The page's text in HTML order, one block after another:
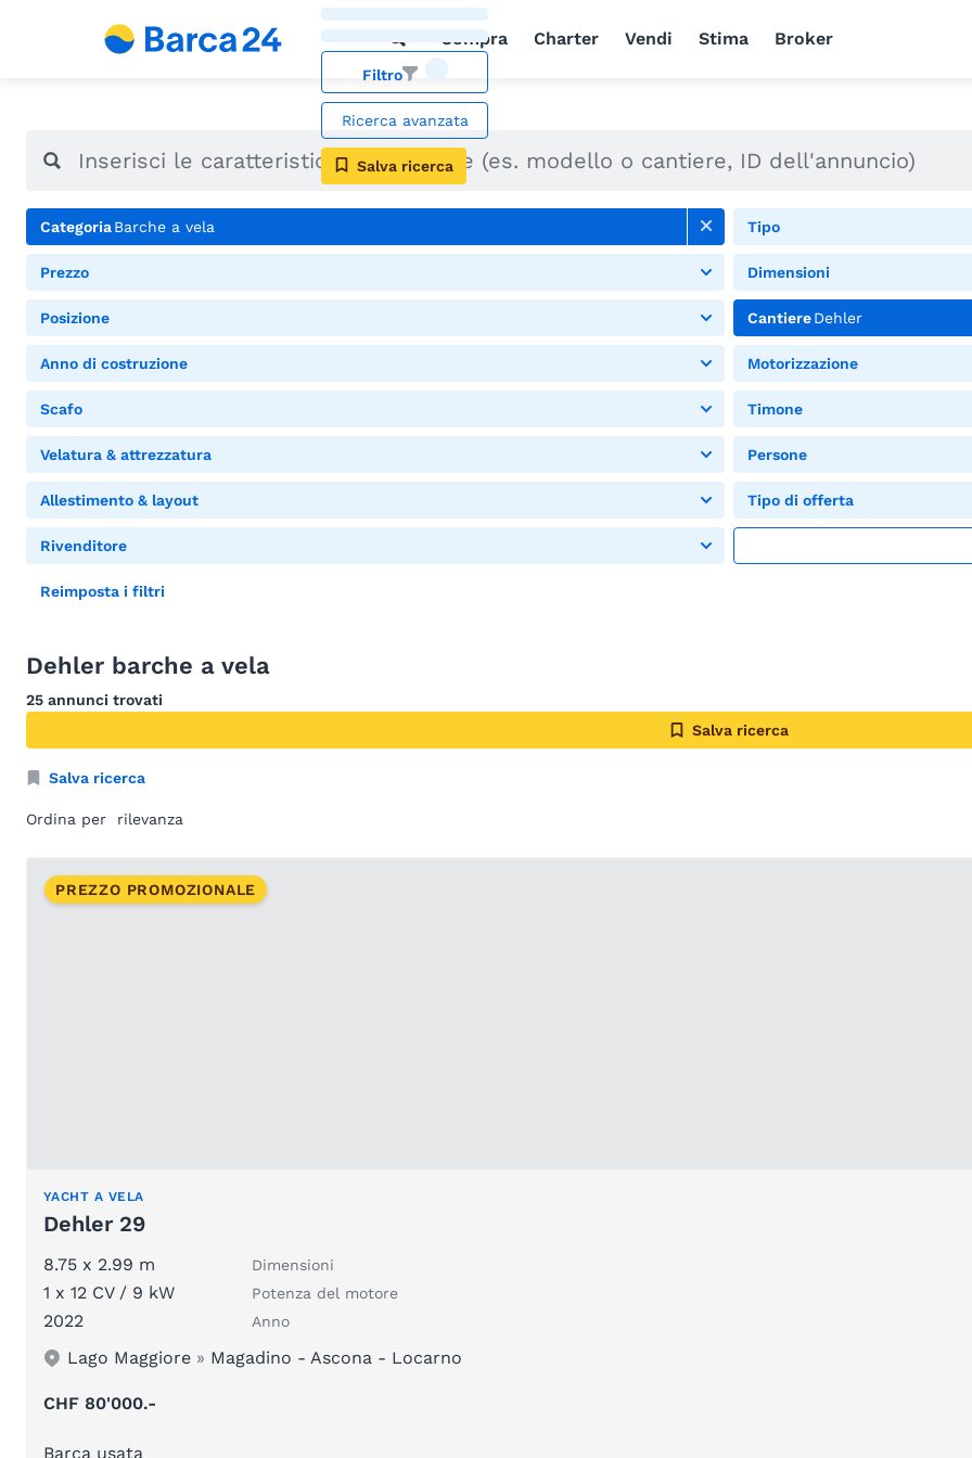
Compra Charter Vendi Stima Broker
Filtro
Ricerca avanzata
Salva ricerca
CategoriaBarche a vela Tipo
Prezzo Dimensioni
Posizione CantiereDehler
Anno di costruzione Motorizzazione
Scafo Timone
Velatura & attrezzatura Persone
Allestimento & layout Tipo di offerta
Rivenditore
Reimposta i filtri
Dehler barche a vela
25 annunci trovati
Salva ricerca
Salva ricerca
Ordina per
PREZZO PROMOZIONALE
YACHT A VELA
Dehler 29
8.75 x 2.99 m Dimensioni
1 x 12 CV / 9 kW Potenza del motore
2022 Anno
Lago Maggiore » Magadino - Ascona - Locarno
CHF 80'000.-
Barca usata